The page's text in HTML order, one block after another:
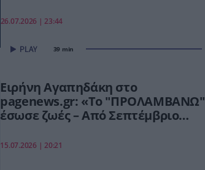
26.07.2026 | 23:44
39 min
Ειρήνη Αγαπηδάκη στο
pagenews.gr: «Το "ΠΡΟΛΑΜΒΑΝΩ"
έσωσε ζωές – Από Σεπτέμβριο
15.07.2026 | 20:21